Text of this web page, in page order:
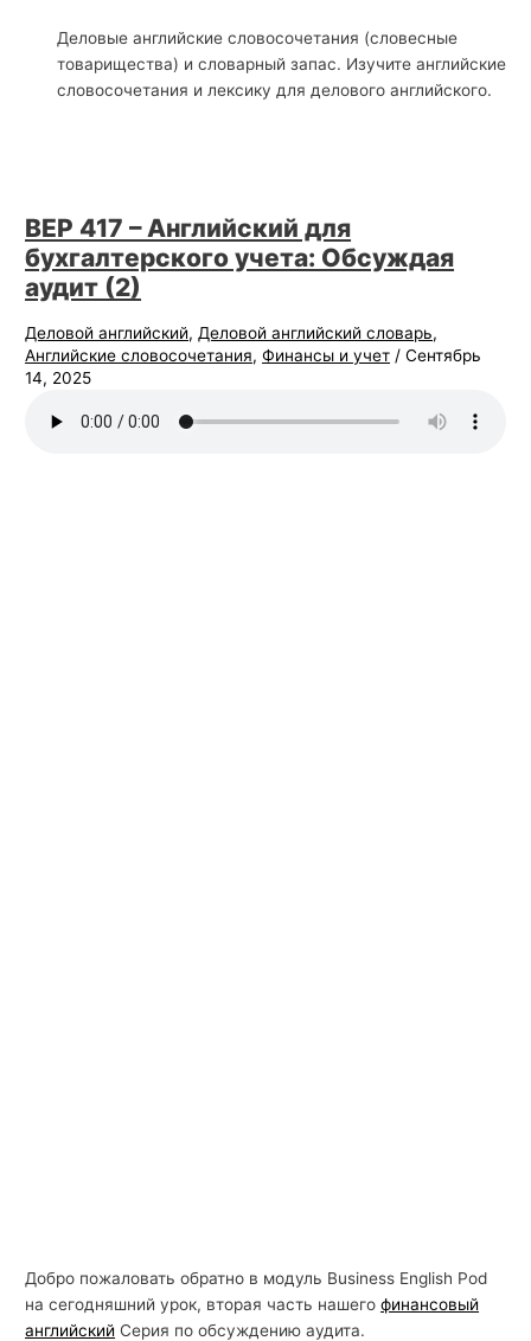
Деловые английские словосочетания (словесные
товарищества) и словарный запас. Изучите английские
словосочетания и лексику для делового английского.
BEP 417 – Английский для
бухгалтерского учета: Обсуждая
аудит (2)
Деловой английский,Деловой английский словарь,
Английские словосочетания,Финансы и учет /Сентябрь
14, 2025
Добро пожаловать обратно в модуль Business English Pod
на сегодняшний урок, вторая часть нашегофинансовый
английский Серия по обсуждению аудита.